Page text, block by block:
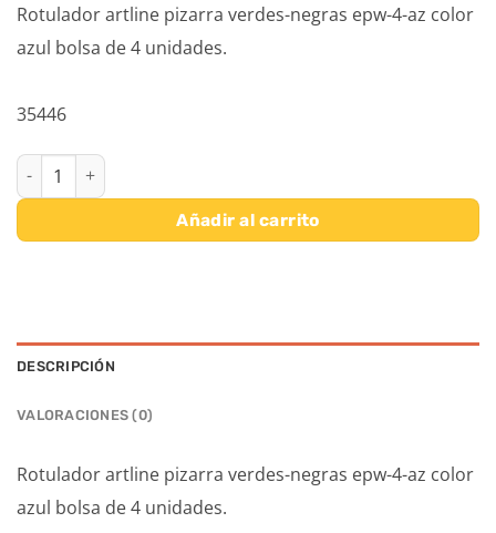
Rotulador artline pizarra verdes-negras epw-4-az color
azul bolsa de 4 unidades.
35446
ROTULADOR ARTLINE PIZARRA VERDES-NEGRAS EPW-4-AZ
Añadir al carrito
DESCRIPCIÓN
VALORACIONES (0)
Rotulador artline pizarra verdes-negras epw-4-az color
azul bolsa de 4 unidades.